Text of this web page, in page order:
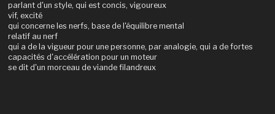
parlant d'un style, qui est concis, vigoureux
vif, excité
qui concerne les nerfs, base de l'équilibre mental
relatif au nerf
qui a de la vigueur pour une personne, par analogie, qui a de fortes
capacités d'accélération pour un moteur
se dit d'un morceau de viande filandreux